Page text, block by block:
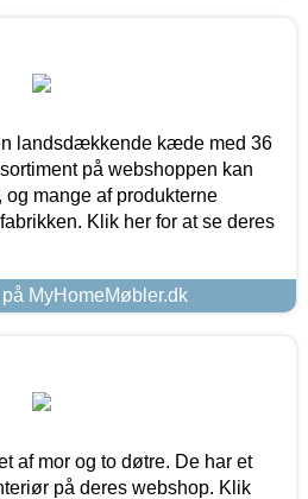
landsdækkende kæde med 36
på webshoppen kan
og mange af produkterne
Klik her for at se deres
MyHomeMøbler.dk
af mor og to døtre. De har et
på deres webshop. Klik